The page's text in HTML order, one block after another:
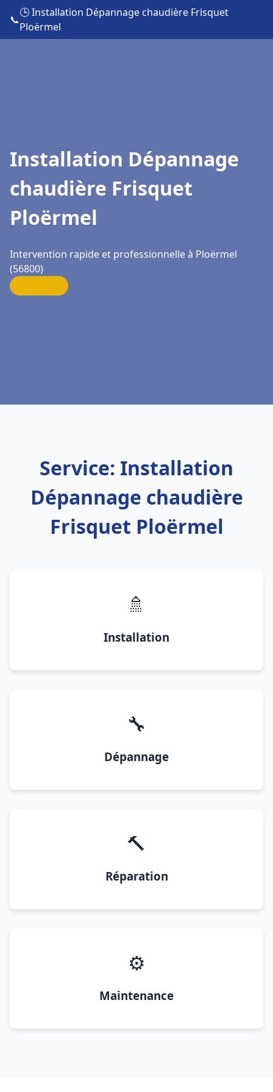
📞
🕒 Installation Dépannage chaudière Frisquet
Ploërmel
Installation Dépannage
chaudière Frisquet
Ploërmel
Intervention rapide et professionnelle à Ploërmel
(56800)
Service: Installation
Dépannage chaudière
Frisquet Ploërmel
🚿
Installation
🔧
Dépannage
🔨
Réparation
⚙️
Maintenance